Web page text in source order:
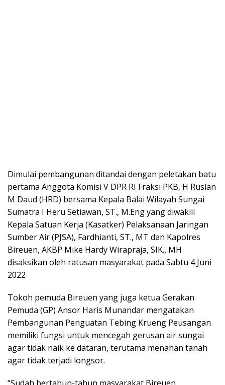
Dimulai pembangunan ditandai dengan peletakan batu
pertama Anggota Komisi V DPR RI Fraksi PKB, H Ruslan
M Daud (HRD) bersama Kepala Balai Wilayah Sungai
Sumatra I Heru Setiawan, ST., M.Eng yang diwakili
Kepala Satuan Kerja (Kasatker) Pelaksanaan Jaringan
Sumber Air (PJSA), Fardhianti, ST., MT dan Kapolres
Bireuen, AKBP Mike Hardy Wirapraja, SIK., MH
disaksikan oleh ratusan masyarakat pada Sabtu 4 Juni
2022
Tokoh pemuda Bireuen yang juga ketua Gerakan
Pemuda (GP) Ansor Haris Munandar mengatakan
Pembangunan Penguatan Tebing Krueng Peusangan
memiliki fungsi untuk mencegah gerusan air sungai
agar tidak naik ke dataran, terutama menahan tanah
agar tidak terjadi longsor.